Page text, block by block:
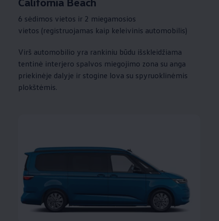
6 sėdimos vietos ir 2 miegamosios
vietos (registruojamas kaip keleivinis automobilis)
Virš automobilio yra rankiniu būdu išskleidžiama
tentinė interjero spalvos miegojimo zona su anga
priekinėje dalyje ir stogine lova su spyruoklinėmis
plokštėmis.